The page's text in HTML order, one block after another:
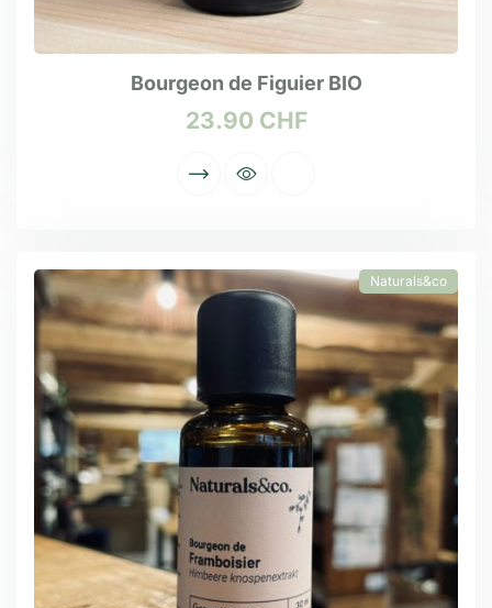
Bourgeon de Figuier BIO
23.90 CHF
Naturals&co